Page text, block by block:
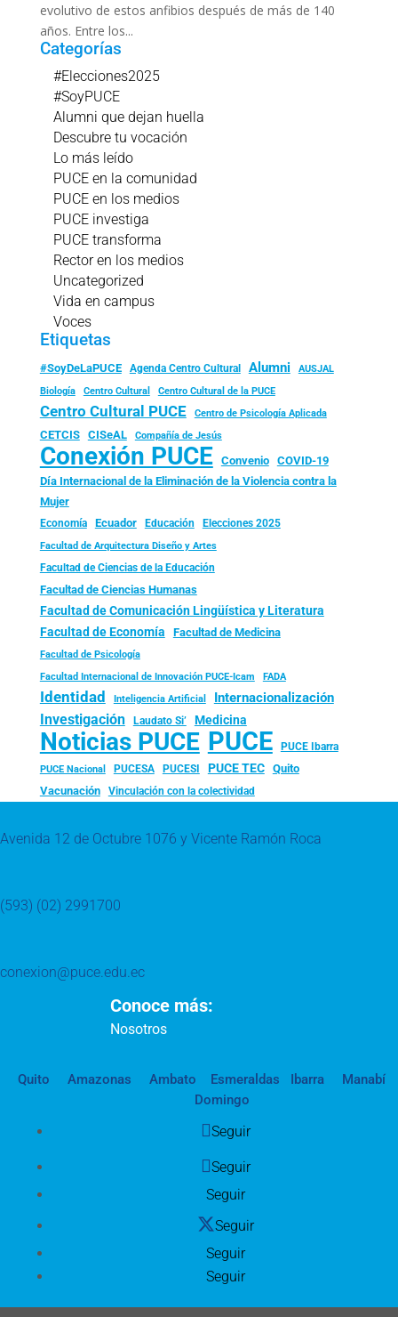
evolutivo de estos anfibios después de más de 140
años. Entre los...
Categorías
#Elecciones2025
#SoyPUCE
Alumni que dejan huella
Descubre tu vocación
Lo más leído
PUCE en la comunidad
PUCE en los medios
PUCE investiga
PUCE transforma
Rector en los medios
Uncategorized
Vida en campus
Voces
Etiquetas
#SoyDeLaPUCE Agenda Centro Cultural Alumni
AUSJAL
Biología
Centro Cultural Centro Cultural de la PUCE
Centro Cultural PUCE Centro de Psicología Aplicada
CETCIS CISeAL Compañía de Jesús
Conexión PUCE Convenio
COVID-19
Día Internacional de la Eliminación de la Violencia contra la
Mujer
Economía Ecuador Educación Elecciones 2025
Facultad de Arquitectura Diseño y Artes
Facultad de Ciencias de la Educación
Facultad de Ciencias Humanas
Facultad de Comunicación Lingüística y Literatura
Facultad de Economía Facultad de Medicina
Facultad de Psicología
Facultad Internacional de Innovación PUCE-Icam FADA
Identidad Inteligencia Artificial Internacionalización
Investigación Laudato Si’ Medicina
Noticias PUCE PUCE PUCE Ibarra
PUCE Nacional PUCESA PUCESI PUCE TEC
Quito
Vacunación
Vinculación con la colectividad
Avenida 12 de Octubre 1076 y Vicente Ramón Roca
(593) (02) 2991700
conexion@puce.edu.ec
Conoce más:
Nosotros
Quito Amazonas Ambato Esmeraldas Ibarra
Manabí
Domingo
Seguir
Seguir
Seguir
Seguir
Seguir
Seguir